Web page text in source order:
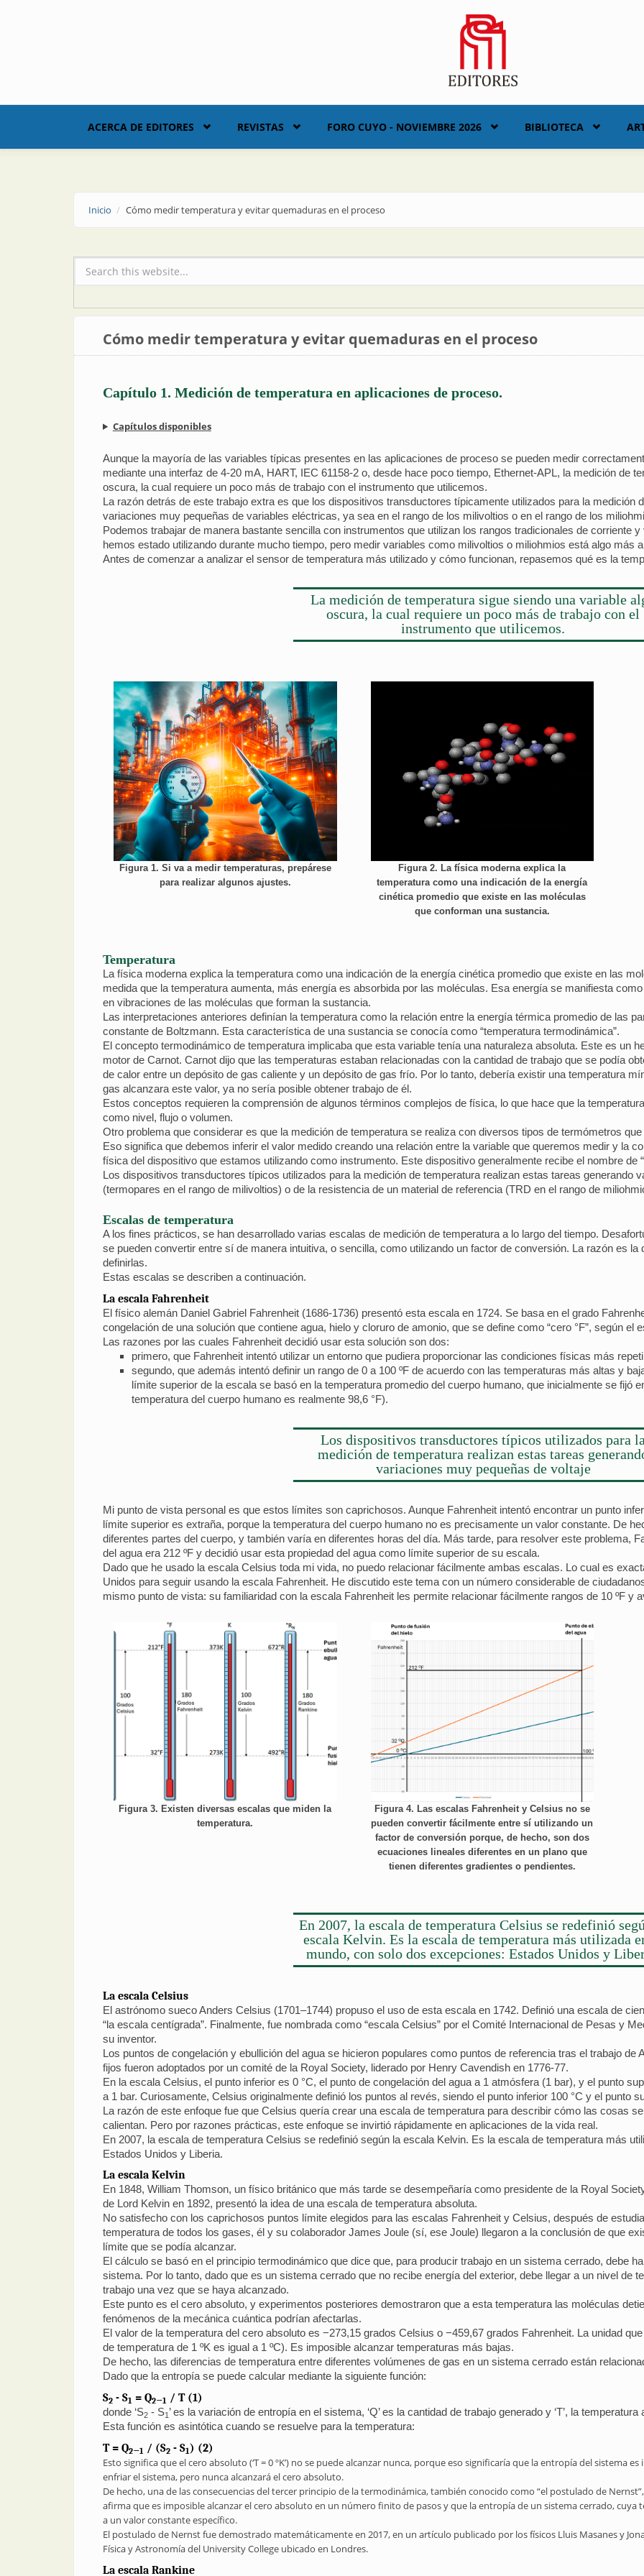
ACERCA DE EDITORES REVISTAS FORO CUYO - NOVIEMBRE 2026 BIBLIOTECA
Inicio Cómo medir temperatura y evitar quemaduras en el proceso
Formulario de búsqueda
Cómo medir temperatura y evitar quemaduras en el proceso
Capítulo 1. Medición de temperatura en aplicaciones de proceso.
Capítulos disponibles
Aunque la mayoría de las variables típicas presentes en las aplicaciones de proceso se pueden medir
mediante una interfaz de 4-20 mA, HART, IEC 61158-2 o, desde hace poco tiempo, Ethernet-APL, la medición de
oscura, la cual requiere un poco más de trabajo con el instrumento que utilicemos.
La razón detrás de este trabajo extra es que los dispositivos transductores típicamente utilizados para la medición
variaciones muy pequeñas de variables eléctricas, ya sea en el rango de los milivoltios o en el rango de los
Podemos trabajar de manera bastante sencilla con instrumentos que utilizan los rangos tradicionales de corriente
hemos estado utilizando durante mucho tiempo, pero medir variables como milivoltios o miliohmios está algo más
Antes de comenzar a analizar el sensor de temperatura más utilizado y cómo funcionan, repasemos qué es la
La medición de temperatura sigue siendo una variable
oscura, la cual requiere un poco más de trabajo con el
instrumento que utilicemos.
Figura 1. Si va a medir temperaturas, prepárese
para realizar algunos ajustes.
Figura 2. La física moderna explica la
temperatura como una indicación de la energía
cinética promedio que existe en las moléculas
que conforman una sustancia.
Temperatura
La física moderna explica la temperatura como una indicación de la energía cinética promedio que existe en las
medida que la temperatura aumenta, más energía es absorbida por las moléculas. Esa energía se manifiesta
en vibraciones de las moléculas que forman la sustancia.
Las interpretaciones anteriores definían la temperatura como la relación entre la energía térmica promedio de las
constante de Boltzmann. Esta característica de una sustancia se conocía como “temperatura termodinámica”.
El concepto termodinámico de temperatura implicaba que esta variable tenía una naturaleza absoluta. Este es un
motor de Carnot. Carnot dijo que las temperaturas estaban relacionadas con la cantidad de trabajo que se podía
de calor entre un depósito de gas caliente y un depósito de gas frío. Por lo tanto, debería existir una temperatura
gas alcanzara este valor, ya no sería posible obtener trabajo de él.
Estos conceptos requieren la comprensión de algunos términos complejos de física, lo que hace que la
como nivel, flujo o volumen.
Otro problema que considerar es que la medición de temperatura se realiza con diversos tipos de termómetros
Eso significa que debemos inferir el valor medido creando una relación entre la variable que queremos medir y la
física del dispositivo que estamos utilizando como instrumento. Este dispositivo generalmente recibe el nombre de
Los dispositivos transductores típicos utilizados para la medición de temperatura realizan estas tareas generando
(termopares en el rango de milivoltios) o de la resistencia de un material de referencia (TRD en el rango de
Escalas de temperatura
A los fines prácticos, se han desarrollado varias escalas de medición de temperatura a lo largo del tiempo.
se pueden convertir entre sí de manera intuitiva, o sencilla, como utilizando un factor de conversión. La razón es
definirlas.
Estas escalas se describen a continuación.
La escala Fahrenheit
El físico alemán Daniel Gabriel Fahrenheit (1686-1736) presentó esta escala en 1724. Se basa en el grado
congelación de una solución que contiene agua, hielo y cloruro de amonio, que se define como “cero °F”, según el
Las razones por las cuales Fahrenheit decidió usar esta solución son dos:
primero, que Fahrenheit intentó utilizar un entorno que pudiera proporcionar las condiciones físicas más
segundo, que además intentó definir un rango de 0 a 100 ºF de acuerdo con las temperaturas más altas y
límite superior de la escala se basó en la temperatura promedio del cuerpo humano, que inicialmente se fijó
temperatura del cuerpo humano es realmente 98,6 °F).
Los dispositivos transductores típicos utilizados para
medición de temperatura realizan estas tareas
variaciones muy pequeñas de voltaje
Mi punto de vista personal es que estos límites son caprichosos. Aunque Fahrenheit intentó encontrar un punto
límite superior es extraña, porque la temperatura del cuerpo humano no es precisamente un valor constante. De
diferentes partes del cuerpo, y también varía en diferentes horas del día. Más tarde, para resolver este problema,
del agua era 212 ºF y decidió usar esta propiedad del agua como límite superior de su escala.
Dado que he usado la escala Celsius toda mi vida, no puedo relacionar fácilmente ambas escalas. Lo cual es
Unidos para seguir usando la escala Fahrenheit. He discutido este tema con un número considerable de
mismo punto de vista: su familiaridad con la escala Fahrenheit les permite relacionar fácilmente rangos de 10 ºF y
Figura 3. Existen diversas escalas que miden la
temperatura.
Figura 4. Las escalas Fahrenheit y Celsius no se
pueden convertir fácilmente entre sí utilizando un
factor de conversión porque, de hecho, son dos
ecuaciones lineales diferentes en un plano que
tienen diferentes gradientes o pendientes.
En 2007, la escala de temperatura Celsius se redefinió
escala Kelvin. Es la escala de temperatura más utilizada
mundo, con solo dos excepciones: Estados Unidos y
La escala Celsius
El astrónomo sueco Anders Celsius (1701–1744) propuso el uso de esta escala en 1742. Definió una escala de
“la escala centígrada”. Finalmente, fue nombrada como “escala Celsius” por el Comité Internacional de Pesas y
su inventor.
Los puntos de congelación y ebullición del agua se hicieron populares como puntos de referencia tras el trabajo
fijos fueron adoptados por un comité de la Royal Society, liderado por Henry Cavendish en 1776-77.
En la escala Celsius, el punto inferior es 0 °C, el punto de congelación del agua a 1 atmósfera (1 bar), y el punto
a 1 bar. Curiosamente, Celsius originalmente definió los puntos al revés, siendo el punto inferior 100 °C y el punto
La razón de este enfoque fue que Celsius quería crear una escala de temperatura para describir cómo las cosas
calientan. Pero por razones prácticas, este enfoque se invirtió rápidamente en aplicaciones de la vida real.
En 2007, la escala de temperatura Celsius se redefinió según la escala Kelvin. Es la escala de temperatura más
Estados Unidos y Liberia.
La escala Kelvin
En 1848, William Thomson, un físico británico que más tarde se desempeñaría como presidente de la Royal
de Lord Kelvin en 1892, presentó la idea de una escala de temperatura absoluta.
No satisfecho con los caprichosos puntos límite elegidos para las escalas Fahrenheit y Celsius, después de
temperatura de todos los gases, él y su colaborador James Joule (sí, ese Joule) llegaron a la conclusión de que
límite que se podía alcanzar.
El cálculo se basó en el principio termodinámico que dice que, para producir trabajo en un sistema cerrado, debe
sistema. Por lo tanto, dado que es un sistema cerrado que no recibe energía del exterior, debe llegar a un nivel de
trabajo una vez que se haya alcanzado.
Este punto es el cero absoluto, y experimentos posteriores demostraron que a esta temperatura las moléculas
fenómenos de la mecánica cuántica podrían afectarlas.
El valor de la temperatura del cero absoluto es −273,15 grados Celsius o −459,67 grados Fahrenheit. La unidad
de temperatura de 1 ºK es igual a 1 ºC). Es imposible alcanzar temperaturas más bajas.
De hecho, las diferencias de temperatura entre diferentes volúmenes de gas en un sistema cerrado están
Dado que la entropía se puede calcular mediante la siguiente función:
S2 - S1 = Q2→1 / T (1)
donde ‘S2 - S1 ’ es la variación de entropía en el sistema, ‘Q’ es la cantidad de trabajo generado y ‘T’, la
Esta función es asintótica cuando se resuelve para la temperatura:
T = Q2→1 / (S2 - S1) (2)
Esto significa que el cero absoluto (‘T = 0 ºK’) no se puede alcanzar nunca, porque eso significaría que la entropía del sistema
enfriar el sistema, pero nunca alcanzará el cero absoluto.
De hecho, una de las consecuencias del tercer principio de la termodinámica, también conocido como “el postulado de
afirma que es imposible alcanzar el cero absoluto en un número finito de pasos y que la entropía de un sistema cerrado,
a un valor constante específico.
El postulado de Nernst fue demostrado matemáticamente en 2017, en un artículo publicado por los físicos Lluis Masanes y
Física y Astronomía del University College ubicado en Londres.
La escala Rankine